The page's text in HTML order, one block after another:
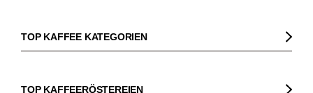
TOP KAFFEE KATEGORIEN
Kaffeebohnen
TOP KAFFEERÖSTEREIEN